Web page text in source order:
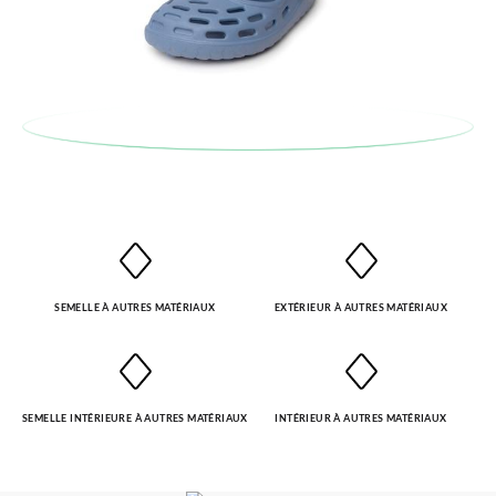
Pour échanger un article, veuillez renvoyer votre paire
bureau de poste Francia Colissimo et passer une nouvelle
commande pour la pointure ou le modèle souhaité.
SEMELLE À AUTRES MATÉRIAUX EXTÉRIEUR À AUTRES MATÉRIAUX
SEMELLE INTÉRIEURE À AUTRES MATÉRIAUX INTÉRIEUR À AUTRES MATÉRIAUX